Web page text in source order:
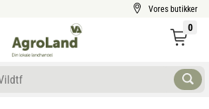
Vores butikker
0